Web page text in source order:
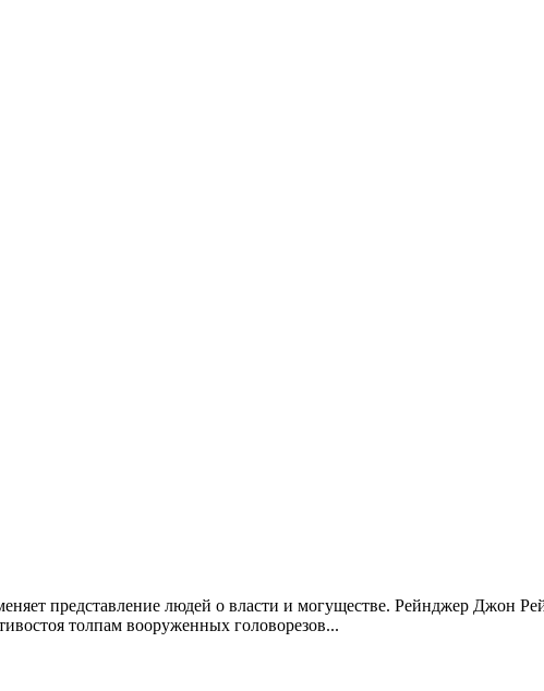
представление людей о власти и могуществе. Рейнджер Джон
толпам вооруженных головорезов...